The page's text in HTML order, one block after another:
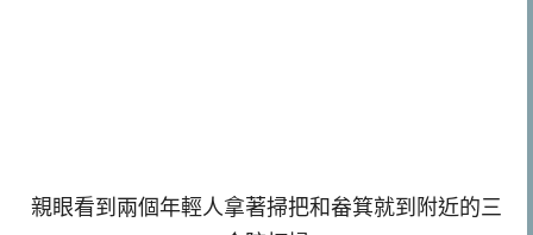
親眼看到兩個年輕人拿著掃把和畚箕就到附近的三